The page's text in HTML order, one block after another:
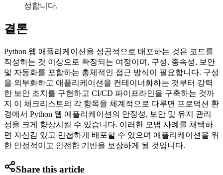
성합니다.
결론
Python 웹 애플리케이션을 성공적으로 배포하는 것은 코드를
작성하는 것 이상으로 확장되는 여정이며, 구성, 종속성, 보안
및 자동화를 포함하는 총체적인 접근 방식이 필요합니다. 구성
을 외부화하고 애플리케이션을 컨테이너화하는 것부터 강력
한 보안 조치를 구현하고 CI/CD 파이프라인을 구축하는 것까
지 이 체크리스트의 각 항목을 체계적으로 다루면 프로덕션 환
경에서 Python 웹 애플리케이션의 안정성, 보안 및 유지 관리
성을 크게 향상시킬 수 있습니다. 이러한 모범 사례를 채택하
면 자신감 있고 민첩하게 배포할 수 있으며 애플리케이션을 위
한 안정적이고 안전한 기반을 보장하게 될 것입니다.
Share this article